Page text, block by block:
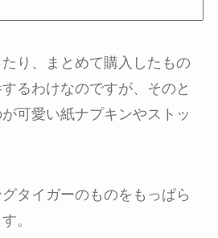
り、まとめて購入したもの
るわけなのですが、そのと
可愛い紙ナプキンやストッ
タイガーのものをもっぱら
。